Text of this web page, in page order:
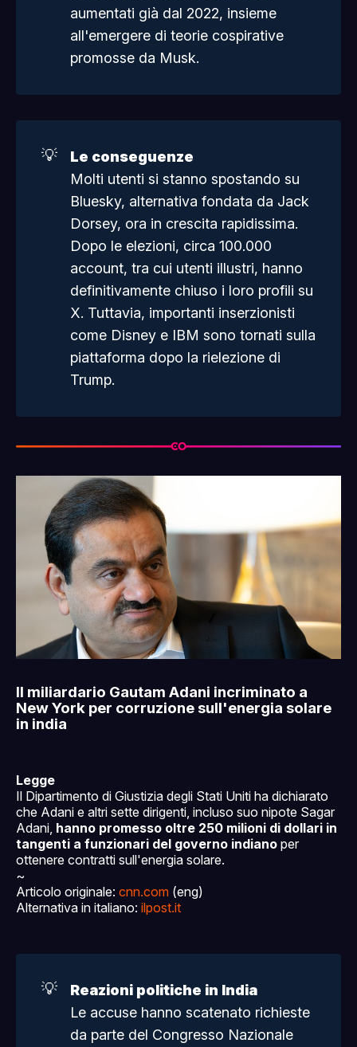
aumentati già dal 2022, insieme
all'emergere di teorie cospirative
promosse da Musk.
💡
Le conseguenze
Molti utenti si stanno spostando su
Bluesky, alternativa fondata da Jack
Dorsey, ora in crescita rapidissima.
Dopo le elezioni, circa 100.000
account, tra cui utenti illustri, hanno
definitivamente chiuso i loro profili su
X. Tuttavia, importanti inserzionisti
come Disney e IBM sono tornati sulla
piattaforma dopo la rielezione di
Trump.
Il miliardario Gautam Adani incriminato a
New York per corruzione sull'energia solare
in india
Legge
Il Dipartimento di Giustizia degli Stati Uniti ha dichiarato
che Adani e altri sette dirigenti, incluso suo nipote Sagar
Adani, hanno promesso oltre 250 milioni di dollari in
tangenti a funzionari del governo indiano per
ottenere contratti sull'energia solare.
~
Articolo originale: cnn.com (eng)
Alternativa in italiano: ilpost.it
💡
Reazioni politiche in India
Le accuse hanno scatenato richieste
da parte del Congresso Nazionale